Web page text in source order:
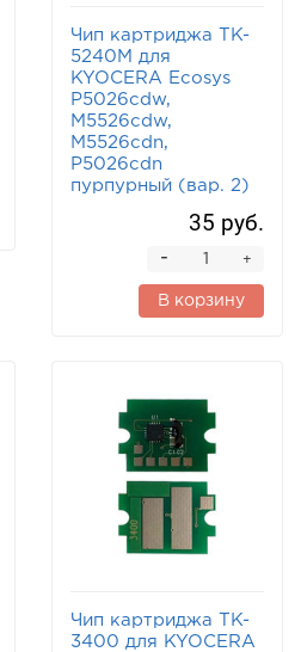
Чип картриджа TK-
5240M для
KYOCERA Ecosys
P5026cdw,
M5526cdw,
M5526cdn,
P5026cdn
пурпурный (вар. 2)
35 руб.
+
-
В корзину
Чип картриджа TK-
3400 для KYOCERA